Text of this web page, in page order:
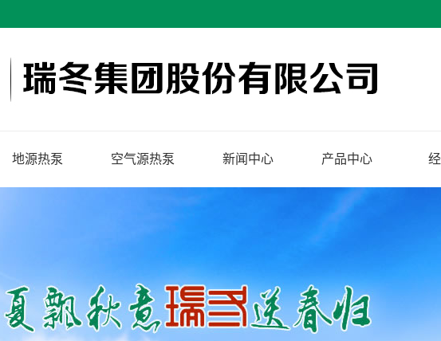
地源热泵 空气源热泵 新闻中心 产品中心